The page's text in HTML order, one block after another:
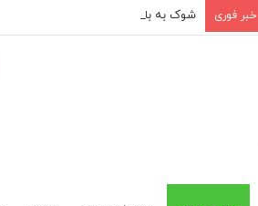
خبر فوری شوک به بازار مشارکت در ساخت؛ فقط ۲ پروژه از هر ۱۰ پروژه صرفه اقتصادی دارد